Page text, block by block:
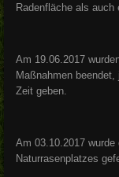
Radenfläche als auch
Am 19.06.2017
Maßnahmen
Zeit geben.
Am 03.10.2017
Naturrasenplatzes